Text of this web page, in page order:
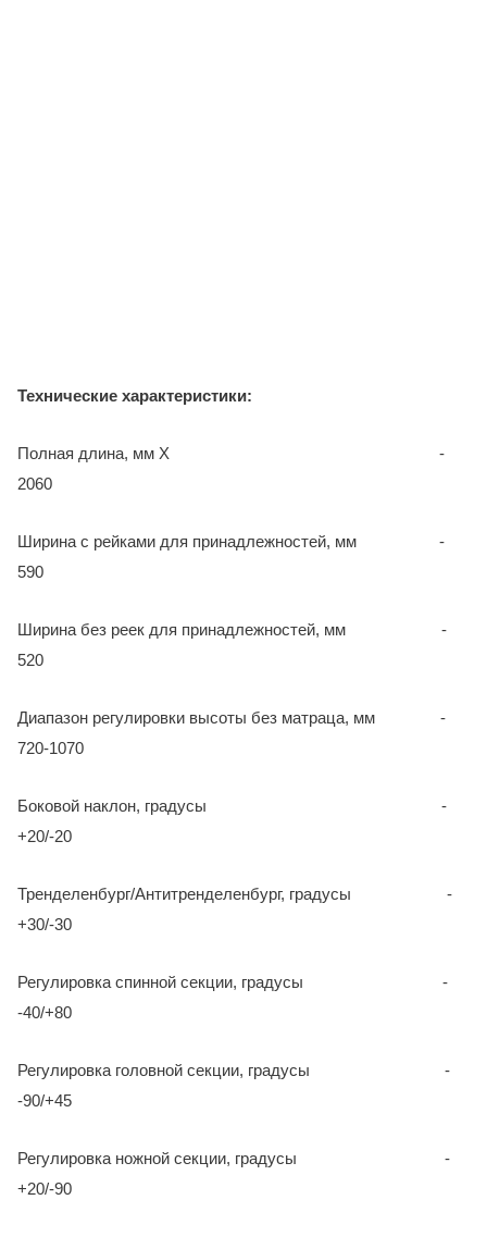
Технические характеристики:
Полная длина, мм X -
2060
Ширина с рейками для принадлежностей, мм -
590
Ширина без реек для принадлежностей, мм -
520
Диапазон регулировки высоты без матраца, мм -
720-1070
Боковой наклон, градусы -
+20/-20
Тренделенбург/Антитренделенбург, градусы -
+30/-30
Регулировка спинной секции, градусы -
-40/+80
Регулировка головной секции, градусы -
-90/+45
Регулировка ножной секции, градусы -
+20/-90